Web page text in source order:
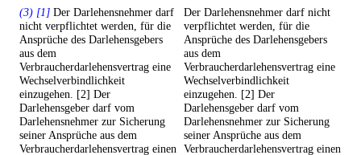
(3) [1] Der Darlehensnehmer darf
nicht verpflichtet werden, für die
Ansprüche des Darlehensgebers
aus dem
Verbraucherdarlehensvertrag eine
Wechselverbindlichkeit
einzugehen. [2] Der
Darlehensgeber darf vom
Darlehensnehmer zur Sicherung
seiner Ansprüche aus dem
Verbraucherdarlehensvertrag einen
Der Darlehensnehmer darf nicht
verpflichtet werden, für die
Ansprüche des Darlehensgebers
aus dem
Verbraucherdarlehensvertrag eine
Wechselverbindlichkeit
einzugehen. [2] Der
Darlehensgeber darf vom
Darlehensnehmer zur Sicherung
seiner Ansprüche aus dem
Verbraucherdarlehensvertrag einen